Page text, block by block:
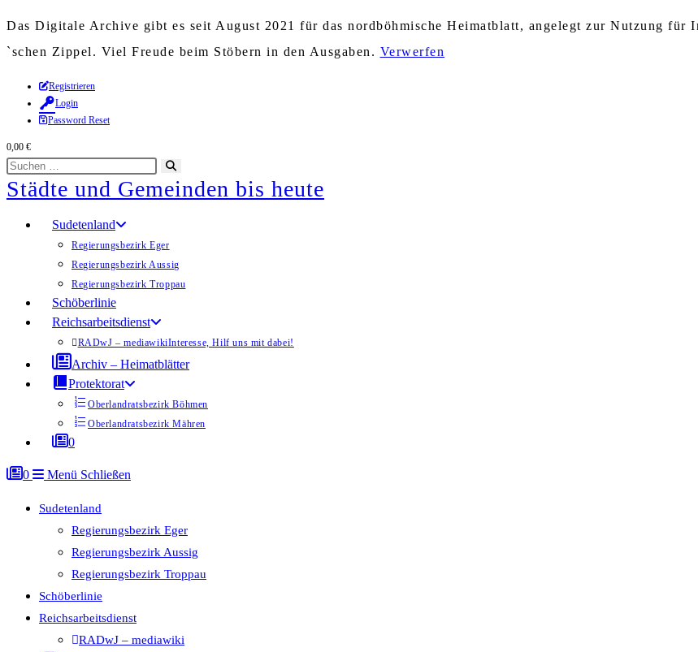
Das Digitale Archive gibt es seit August 2021 für das nordböhmische Heimatblatt, angelegt zur Nutzung für
`schen Zippel. Viel Freude beim Stöbern in den Ausgaben. Verwerfen
Zum
Inhalt
springen
Registrieren
Login
Password Reset
0,00 €
Diese
Website
durchsuchen
starten
Städte und Gemeinden bis heute
Sudetenland
Regierungsbezirk Eger
Regierungsbezirk Aussig
Regierungsbezirk Troppau
Schöberlinie
Reichsarbeitsdienst
RADwJ – mediawikiInteresse, Hilf uns mit dabei!
Archiv – Heimatblätter
Protektorat
Oberlandratsbezirk Böhmen
Oberlandratsbezirk Mähren
0
0 Menü Schließen
Sudetenland
Regierungsbezirk Eger
Regierungsbezirk Aussig
Regierungsbezirk Troppau
Schöberlinie
Reichsarbeitsdienst
RADwJ – mediawiki